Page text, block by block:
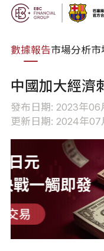
數據報告市場分析市
中國加大經濟
發布日期: 2023年06
更新日期: 2024年07